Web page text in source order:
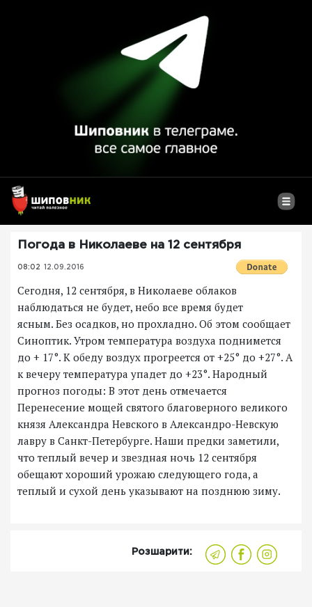
Погода в Николаеве на 12 сентября
08:02 12.09.2016
Сегодня, 12 сентября, в Николаеве облаков
наблюдаться не будет, небо все время будет
ясным. Без осадков, но прохладно. Об этом сообщает
Синоптик. Утром температура воздуха поднимется
до + 17°. К обеду воздух прогреется от +25° до +27°. А
к вечеру температура упадет до +23°. Народный
прогноз погоды: В этот день отмечается
Перенесение мощей святого благоверного великого
князя Александра Невского в Александро-Невскую
лавру в Санкт-Петербурге. Наши предки заметили,
что теплый вечер и звездная ночь 12 сентября
обещают хороший урожаю следующего года, а
теплый и сухой день указывают на позднюю зиму.
Розшарити: